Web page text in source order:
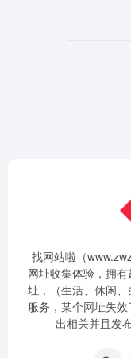
找网站啦（
网址收集体验，拥
址，（生活、休闲
服务，某个网址失
出相关并且发